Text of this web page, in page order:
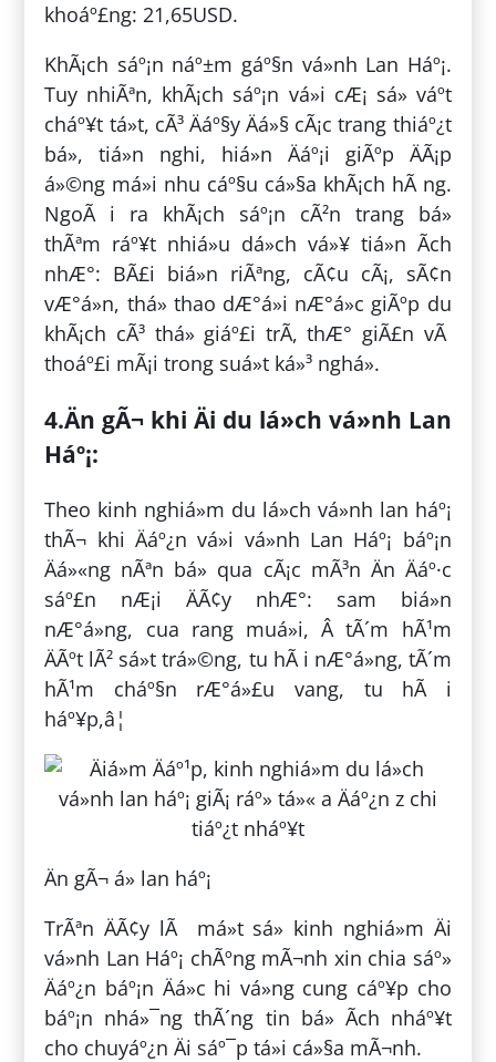
khoáº£ng: 21,65USD.
KhÃ¡ch sáº¡n náº±m gáº§n vá»nh Lan Háº¡.
Tuy nhiÃªn, khÃ¡ch sáº¡n vá»i cÆ¡ sá» váº­t
cháº¥t tá»t, cÃ³ Äáº§y Äá»§ cÃ¡c trang thiáº¿t
bá», tiá»n nghi, hiá»n Äáº¡i giÃºp ÄÃ¡p
á»©ng má»i nhu cáº§u cá»§a khÃ¡ch hÃ ng.
NgoÃ i ra khÃ¡ch sáº¡n cÃ²n trang bá»
thÃªm ráº¥t nhiá»u dá»ch vá»¥ tiá»n Ã­ch
nhÆ°: BÃ£i biá»n riÃªng, cÃ¢u cÃ¡, sÃ¢n
vÆ°á»n, thá» thao dÆ°á»i nÆ°á»c giÃºp du
khÃ¡ch cÃ³ thá» giáº£i trÃ­, thÆ° giÃ£n vÃ
thoáº£i mÃ¡i trong suá»t ká»³ nghá».
4.Än gÃ¬ khi Äi du lá»ch vá»nh Lan
Háº¡:
Theo kinh nghiá»m du lá»ch vá»nh lan háº¡
thÃ¬ khi Äáº¿n vá»i vá»nh Lan Háº¡ báº¡n
Äá»«ng nÃªn bá» qua cÃ¡c mÃ³n Än Äáº·c
sáº£n nÆ¡i ÄÃ¢y nhÆ°: sam biá»n
nÆ°á»ng, cua rang muá»i, Â tÃ´m hÃ¹m
ÄÃºt lÃ² sá»t trá»©ng, tu hÃ i nÆ°á»ng, tÃ´m
hÃ¹m cháº§n rÆ°á»£u vang, tu hÃ i
háº¥p,â¦
Än gÃ¬ á» lan háº¡
TrÃªn ÄÃ¢y lÃ má»t sá» kinh nghiá»m Äi
vá»nh Lan Háº¡ chÃºng mÃ¬nh xin chia sáº»
Äáº¿n báº¡n Äá»c hi vá»ng cung cáº¥p cho
báº¡n nhá»¯ng thÃ´ng tin bá» Ã­ch nháº¥t
cho chuyáº¿n Äi sáº¯p tá»i cá»§a mÃ¬nh.